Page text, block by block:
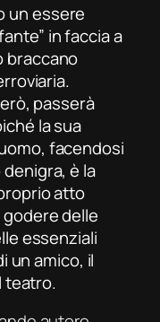
un essere
in faccia a
braccano
passerà
la sua
facendosi
è la
atto
delle
essenziali
un amico, il
teatro.